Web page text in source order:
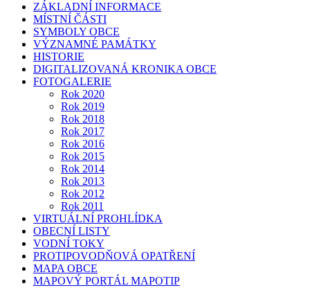
ZÁKLADNÍ INFORMACE
MÍSTNÍ ČÁSTI
SYMBOLY OBCE
VÝZNAMNÉ PAMÁTKY
HISTORIE
DIGITALIZOVANÁ KRONIKA OBCE
FOTOGALERIE
Rok 2020
Rok 2019
Rok 2018
Rok 2017
Rok 2016
Rok 2015
Rok 2014
Rok 2013
Rok 2012
Rok 2011
VIRTUÁLNÍ PROHLÍDKA
OBECNÍ LISTY
VODNÍ TOKY
PROTIPOVODŇOVÁ OPATŘENÍ
MAPA OBCE
MAPOVÝ PORTÁL MAPOTIP